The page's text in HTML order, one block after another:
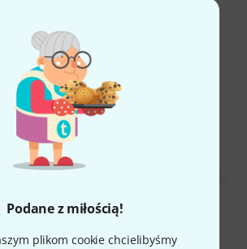
Podane z miłością!
plikom cookie chcielibyśmy
zabrania na koncerty, na które trzeba
zmienić instrument. Ma bardzo
ponieważ nie uszkadza instrumentu.
ZGŁOŚ NADUŻYCIE
Wszystkie oceny